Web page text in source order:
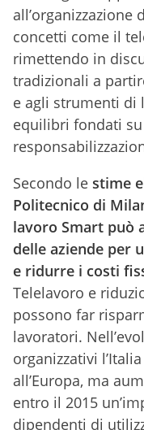
all’organizzazione
concetti come il
rimettendo in
tradizionali a
e agli strumenti di
equilibri fondati
Secondo le stime
Politecnico di
lavoro Smart può
delle aziende per
e ridurre i costi
Telelavoro e
possono far
lavoratori.
organizzativi
all’Europa, ma
entro il 2015
dipendenti di